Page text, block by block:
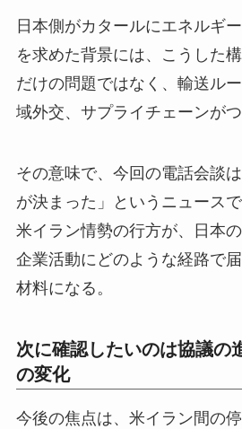
日本側がカタールにエネルギ
を求めた背景には、こうした
だけの問題ではなく、輸送ル
域外交、サプライチェーンがつ
その意味で、今回の電話会談
が決まった」というニュース
米イラン情勢の行方が、日本
企業活動にどのような経路で
材料になる。
次に確認したいのは協議の
の変化
今後の焦点は、米イラン間の